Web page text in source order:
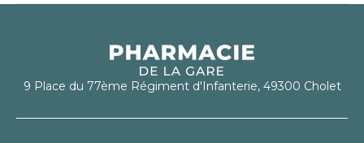
9 Place du 77ème Régiment d'Infanterie, 49300 Cholet